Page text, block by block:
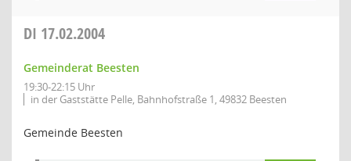
DI 17.02.2004
Gemeinderat Beesten
19:30-22:15 Uhr
in der Gaststätte Pelle, Bahnhofstraße 1, 49832 Beesten
Gemeinde Beesten